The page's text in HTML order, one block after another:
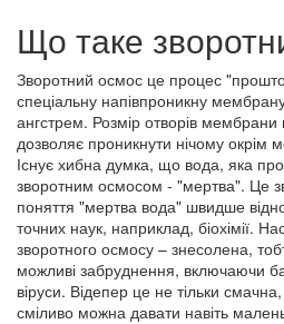
Що таке
Зворотний осмос це процес
спеціальну напівпроникну
ангстрем. Розмір отворів
дозволяє проникнути нічому окрім
Існує хибна думка, що вода, яка
зворотним осмосом - "мертва". Це
поняття "мертва вода" швидше
точних наук, наприклад, біохімії.
зворотного осмосу – знесолена,
можливі забруднення, включаючи
віруси. Відепер це не тільки
сміливо можна давати навіть